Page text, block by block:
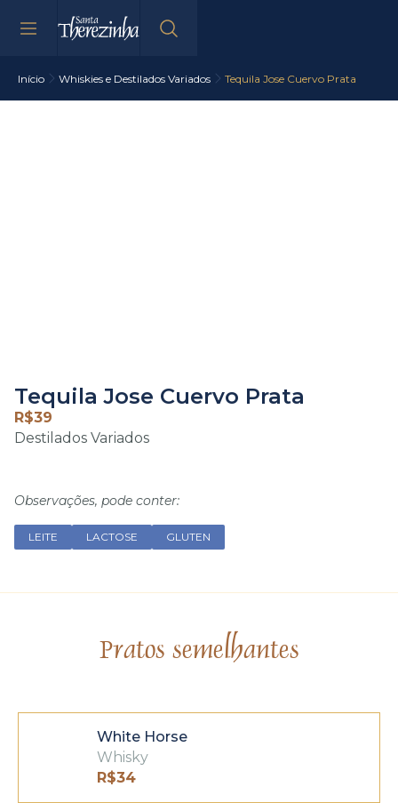
Início Whiskies e Destilados Variados Tequila Jose Cuervo Prata
Tequila Jose Cuervo Prata
R$39
Destilados Variados
Observações, pode conter:
LEITE LACTOSE GLUTEN
Pratos semelhantes
White Horse
Whisky
R$34